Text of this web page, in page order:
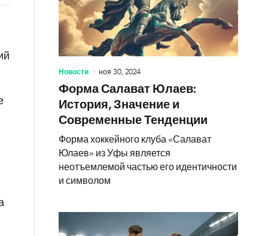
Новости ноя 30, 2024
Форма Салават Юлаев:
История, Значение и
Современные Тенденции
Форма хоккейного клуба «Салават
Юлаев» из Уфы является
неотъемлемой частью его идентичности
и символом